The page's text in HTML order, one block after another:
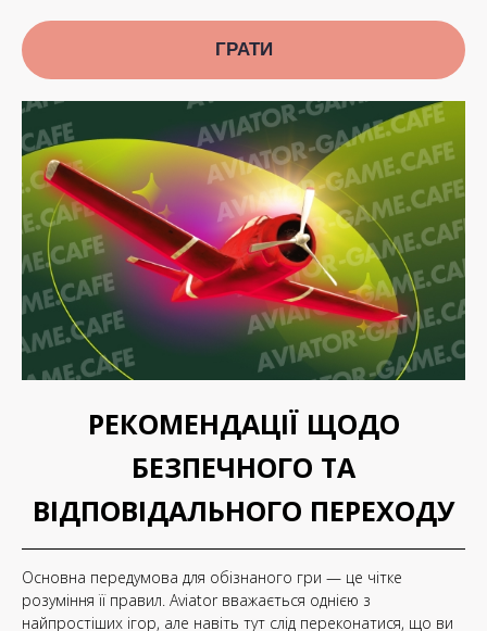
ГРАТИ
РЕКОМЕНДАЦІЇ ЩОДО
БЕЗПЕЧНОГО ТА
ВІДПОВІДАЛЬНОГО ПЕРЕХОДУ
Основна передумова для обізнаного гри — це чітке
розуміння її правил. Aviator вважається однією з
найпростіших ігор, але навіть тут слід переконатися, що ви